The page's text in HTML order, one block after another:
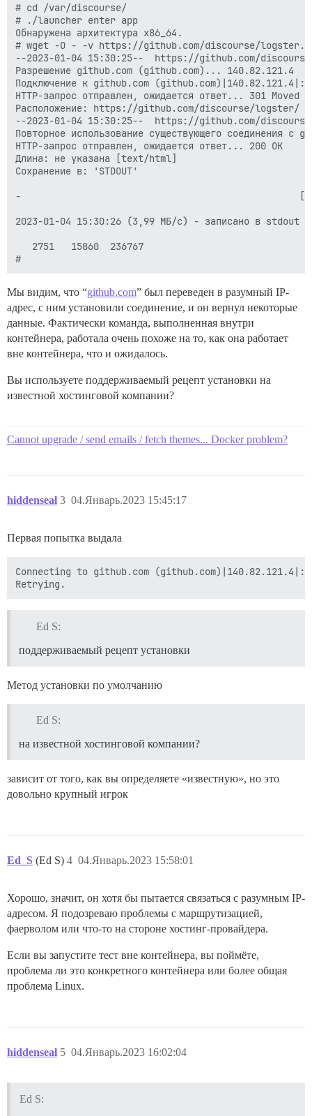
# cd /var/discourse/
# ./launcher enter app
Обнаружена архитектура x86_64.
# wget -O - -v https://github.com/discourse/
--2023-01-04 15:30:25--  https://github.com/
Разрешение github.com (github.com)... 140.82.121.4
Подключение к github.com
HTTP-запрос отправлен, ожидается ответ... 301 Moved
Расположение: https://github.com/discourse/logster/
--2023-01-04 15:30:25--  https://github.com/
Повторное использование существующего соединения с
HTTP-запрос отправлен, ожидается ответ... 200 OK
Длина: не указана [text/html]
Сохранение в: 'STDOUT'
-                                                  [
2023-01-04 15:30:26 (3,99 МБ/с) - записано в stdout
   2751   15860  236767
Мы видим, что “github.com” был переведен в разумный IP-
адрес, с ним установили соединение, и он вернул некоторые
данные. Фактически команда, выполненная внутри
контейнера, работала очень похоже на то, как она работает
вне контейнера, что и ожидалось.
Вы используете поддерживаемый рецепт установки на
известной хостинговой компании?
Cannot upgrade / send emails / fetch themes... Docker problem?
hiddenseal 04.Январь.2023 15:45:17
3
Первая попытка выдала
Connecting to github.com
Ed S:
поддерживаемый рецепт установки
Метод установки по умолчанию
Ed S:
на известной хостинговой компании?
зависит от того, как вы определяете «известную», но это
довольно крупный игрок
Ed_S (Ed S) 04.Январь.2023 15:58:01
4
Хорошо, значит, он хотя бы пытается связаться с разумным IP-
адресом. Я подозреваю проблемы с маршрутизацией,
фаерволом или что-то на стороне хостинг-провайдера.
Если вы запустите тест вне контейнера, вы поймёте,
проблема ли это конкретного контейнера или более общая
проблема Linux.
hiddenseal 04.Январь.2023 16:02:04
5
Ed S: